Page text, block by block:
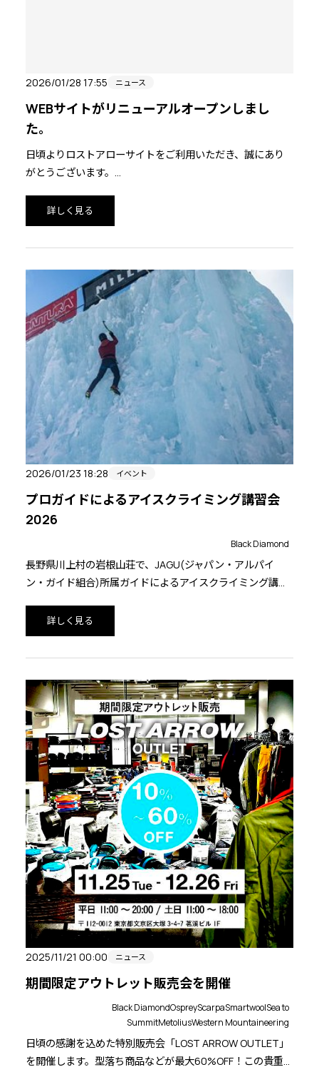
2026/01/28 17:55 ニュース
WEBサイトがリニューアルオープンしまし
た。
日頃よりロストアローサイトをご利用いただき、誠にあり
がとうございます。
本日、公式サイトおよびオンラインストアサイトをフルリ
ニューアルいたしました。
新しいサイトでは、デザインの一新はもちろん、お買い物
に役立つ新コンテンツや決済方法を導入しております。新
しくなったロストアローサイトをぜひご利用ください。
詳しく見る
2026/01/23 18:28 イベント
プロガイドによるアイスクライミング講習会
2026
Black Diamond
長野県川上村の岩根山荘で、JAGU(ジャパン・アルパイ
ン・ガイド組合)所属ガイドによるアイスクライミング講習
のある方は参加してみてはいかがでしょうか。
ガイド講習ではBlack Diamondのアックス「ハイドラ」と
詳しく見る
2025/11/21 00:00 ニュース
期間限定アウトレット販売会を開催
Black DiamondOspreyScarpaSmartwoolSea to
SummitMetoliusWestern Mountaineering
日頃の感謝を込めた特別販売会「LOST ARROW OUTLET」
を開催します。型落ち商品などが最大60%OFF！この貴重な